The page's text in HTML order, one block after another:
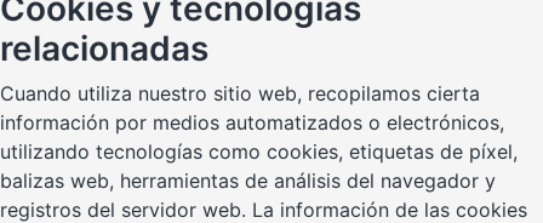
Cookies y tecnologías
relacionadas
Cuando utiliza nuestro sitio web, recopilamos cierta
información por medios automatizados o electrónicos,
utilizando tecnologías como cookies, etiquetas de píxel,
balizas web, herramientas de análisis del navegador y
registros del servidor web. La información de las cookies